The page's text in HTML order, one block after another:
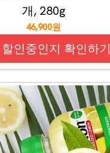
개, 280g
46,900원
인중인지 확인하기